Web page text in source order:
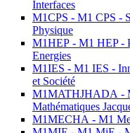
Interfaces
M1CPS - M1 CPS -
Physique
M1HEP - M1 HEP -
Energies
M1IES - M1 IES -
et Société
M1MATHJHADA -
Mathématiques
M1MECHA - M1